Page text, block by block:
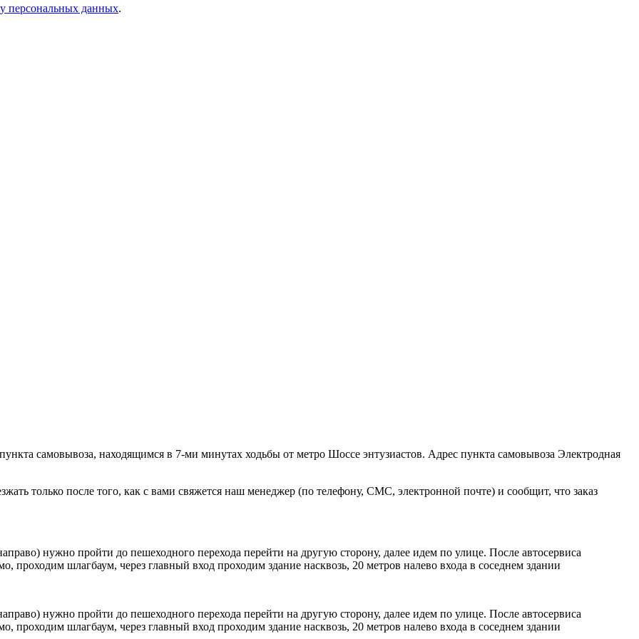
персональных данных.
самовывоза, находящимся в 7-ми минутах ходьбы от метро Шоссе энтузиастов. Адрес пункта самовывоза Электродная
только после того, как с вами свяжется наш менеджер (по телефону, СМС, электронной почте) и сообщит, что заказ
нужно пройти до пешеходного перехода перейти на другую сторону, далее идем по улице. После автосервиса
проходим шлагбаум, через главный вход проходим здание насквозь, 20 метров налево входа в соседнем здании
нужно пройти до пешеходного перехода перейти на другую сторону, далее идем по улице. После автосервиса
проходим шлагбаум, через главный вход проходим здание насквозь, 20 метров налево входа в соседнем здании